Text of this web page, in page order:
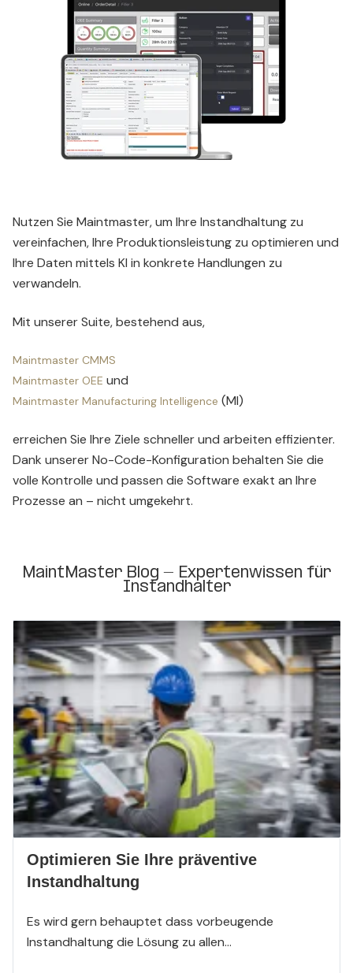
Nutzen Sie Maintmaster, um Ihre Instandhaltung zu
vereinfachen, Ihre Produktionsleistung zu optimieren und
Ihre Daten mittels KI in konkrete Handlungen zu
verwandeln.
Mit unserer Suite, bestehend aus,
Maintmaster CMMS
Maintmaster OEE und
Maintmaster Manufacturing Intelligence (MI)
erreichen Sie Ihre Ziele schneller und arbeiten effizienter.
Dank unserer No-Code-Konfiguration behalten Sie die
volle Kontrolle und passen die Software exakt an Ihre
Prozesse an – nicht umgekehrt.
MaintMaster Blog - Expertenwissen für
Instandhalter
Optimieren Sie Ihre präventive
Instandhaltung
Es wird gern behauptet dass vorbeugende
Instandhaltung die Lösung zu allen...